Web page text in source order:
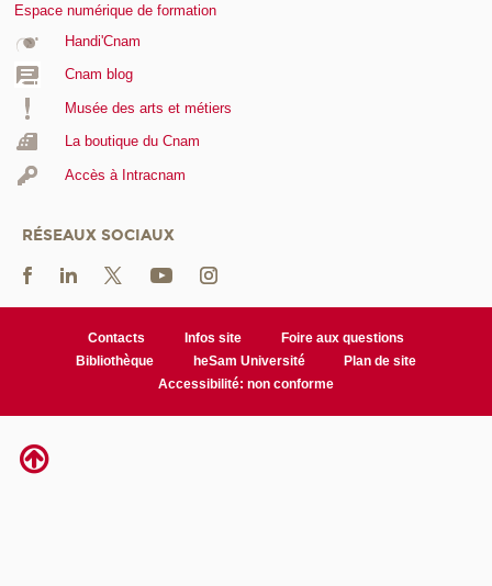
Espace numérique de formation
Handi'Cnam
Cnam blog
Musée des arts et métiers
La boutique du Cnam
Accès à Intracnam
RÉSEAUX SOCIAUX
Contacts Infos site
Foire aux questions
Bibliothèque
heSam Université
Plan de site
Accessibilité: non conforme